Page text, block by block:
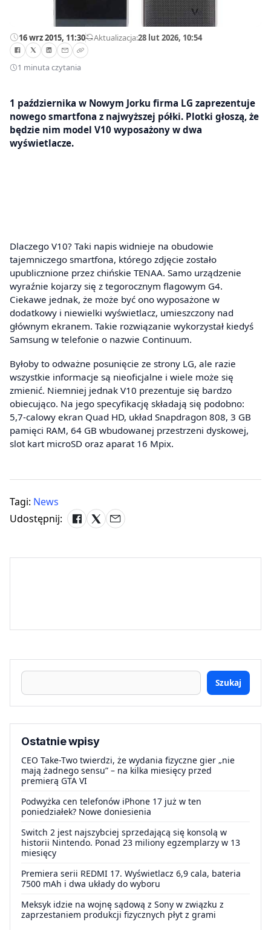
16 wrz 2015, 11:30—Aktualizacja:28 lut 2026, 10:54
1 minuta czytania
1 października w Nowym Jorku firma LG zaprezentuje
nowego smartfona z najwyższej półki. Plotki głoszą, że
będzie nim model V10 wyposażony w dwa
wyświetlacze.
Dlaczego V10? Taki napis widnieje na obudowie
tajemniczego smartfona, którego zdjęcie zostało
upublicznione przez chińskie TENAA. Samo urządzenie
wyraźnie kojarzy się z tegorocznym flagowym G4.
Ciekawe jednak, że może być ono wyposażone w
dodatkowy i niewielki wyświetlacz, umieszczony nad
głównym ekranem. Takie rozwiązanie wykorzystał kiedyś
Samsung w telefonie o nazwie Continuum.
Byłoby to odważne posunięcie ze strony LG, ale razie
wszystkie informacje są nieoficjalne i wiele może się
zmienić. Niemniej jednak V10 prezentuje się bardzo
obiecująco. Na jego specyfikację składają się podobno:
5,7-calowy ekran Quad HD, układ Snapdragon 808, 3 GB
pamięci RAM, 64 GB wbudowanej przestrzeni dyskowej,
slot kart microSD oraz aparat 16 Mpix.
Tagi: News
Udostępnij:
Szukaj
Ostatnie wpisy
CEO Take-Two twierdzi, że wydania fizyczne gier „nie
mają żadnego sensu” – na kilka miesięcy przed
premierą GTA VI
Podwyżka cen telefonów iPhone 17 już w ten
poniedziałek? Nowe doniesienia
Switch 2 jest najszybciej sprzedającą się konsolą w
historii Nintendo. Ponad 23 miliony egzemplarzy w 13
miesięcy
Premiera serii REDMI 17. Wyświetlacz 6,9 cala, bateria
7500 mAh i dwa układy do wyboru
Meksyk idzie na wojnę sądową z Sony w związku z
zaprzestaniem produkcji fizycznych płyt z grami